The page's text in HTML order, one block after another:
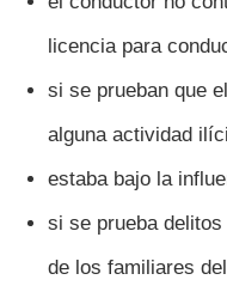
licencia para
si se prueban que
alguna actividad
estaba bajo la
si se prueba
de los familiares